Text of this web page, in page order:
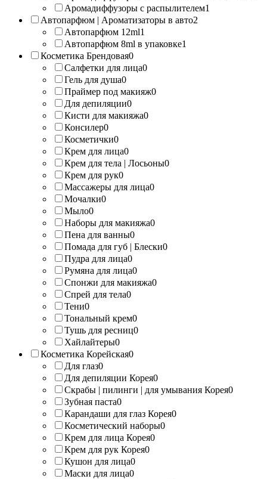
Аромадиффузоры с распылителем1
Автопарфюм | Ароматизаторы в авто2
Автопарфюм 12ml1
Автопарфюм 8ml в упаковке1
Косметика Брендовая0
Салфетки для лица0
Гель для душа0
Праймер под макияж0
Для депиляции0
Кисти для макияжа0
Консилер0
Косметички0
Крем для лица0
Крем для тела | Лосьоны0
Крем для рук0
Массажеры для лица0
Мочалки0
Мыло0
Наборы для макияжа0
Пена для ванны0
Помада для губ | Блески0
Пудра для лица0
Румяна для лица0
Спонжи для макияжа0
Спрей для тела0
Тени0
Тональный крем0
Тушь для ресниц0
Хайлайтеры0
Косметика Корейская0
Для глаз0
Для депиляции Корея0
Скрабы | пилинги | для умывания Корея0
Зубная паста0
Карандаши для глаз Корея0
Косметический наборы0
Крем для лица Корея0
Крем для рук Корея0
Кушон для лица0
Маски для лица0